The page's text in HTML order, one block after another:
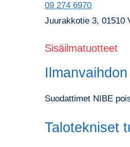
09 274 6970
Juurakkotie 3, 01510
Sisäilmatuotteet
Suodattimet NIBE
Talotekniset